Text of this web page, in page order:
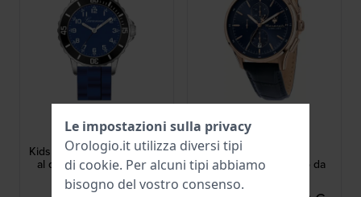
KQ22Q477
Kids Diver 30 mm Orologio
al quarzo per bambini in
stile subacqueo
R8871624009
Sorpasso 42 mm
Cronografo al quarzo da
Le impostazioni sulla privacy
Orologio.it utilizza diversi tipi
di cookie. Per alcuni tipi abbiamo
bisogno del vostro consenso.